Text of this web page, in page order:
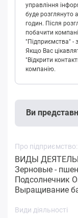
управління
буде розглянуто
годин. Після
побачити
"Підприємства" -
Якщо Вас
"Відкрити
компанію.
Ви
Про підприємство:
ВИДЫ
Зерновые -
Подсолнечник
Выращивание
Види діяльності